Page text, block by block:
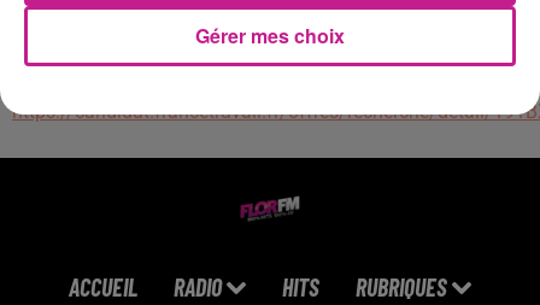
- Sens de l'organisation et de la discrétion
- Polyvalence, rigueur et autonomie
- Bon relationnel et esprit d'équipe
https://candidat.francetravail.fr/offres/recherche/detail/
ACCUEIL RADIO HITS RUBRIQUES
Gérer mes choix